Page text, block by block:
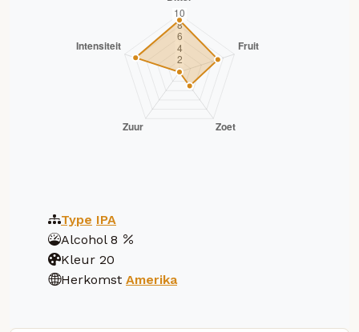
Type IPA
Alcohol 8
Kleur 20
Herkomst Amerika